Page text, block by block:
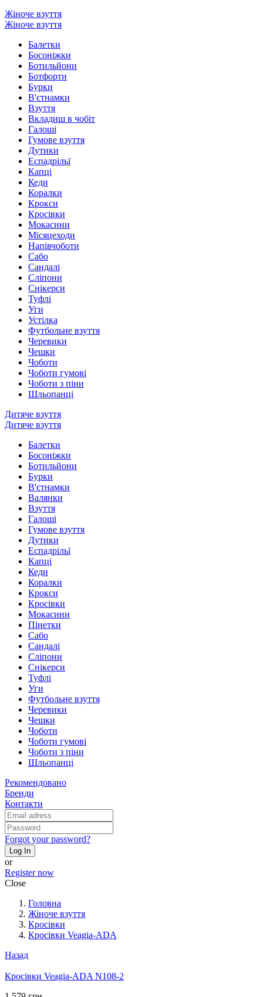
Жіноче взуття
Жіноче взуття
Балетки
Босоніжки
Ботильйони
Ботфорти
Бурки
В'єтнамки
Взуття
Вкладиш в чобіт
Галоші
Гумове взуття
Дутики
Еспадрільї
Капці
Кеди
Коралки
Крокси
Кросівки
Мокасини
Місяцеходи
Напівчоботи
Сабо
Сандалі
Сліпони
Снікерси
Туфлі
Уги
Устілка
Футбольне взуття
Черевики
Чешки
Чоботи
Чоботи гумові
Чоботи з піни
Шльопанці
Дитяче взуття
Дитяче взуття
Балетки
Босоніжки
Ботильйони
Бурки
В'єтнамки
Валянки
Взуття
Галоші
Гумове взуття
Дутики
Еспадрільї
Капці
Кеди
Коралки
Крокси
Кросівки
Мокасини
Пінетки
Сабо
Сандалі
Сліпони
Снікерси
Туфлі
Уги
Футбольне взуття
Черевики
Чешки
Чоботи
Чоботи гумові
Чоботи з піни
Шльопанці
Рекомендовано
Бренди
Контакти
Forgot your password?
Log In
or
Register now
Close
Головна
Жіноче взуття
Кросівки
Кросівки Veagia-ADA
Назад
Кросівки Veagia-ADA N108-2